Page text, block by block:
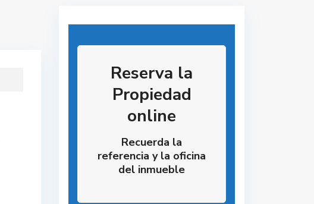
Reserva la
Propiedad
online
Recuerda la
referencia y la oficina
del inmueble